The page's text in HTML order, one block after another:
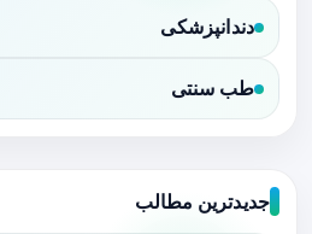
دندانپزشکی
طب سنتی
جدیدترین مطالب